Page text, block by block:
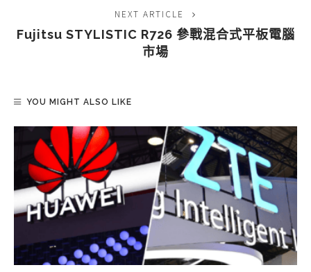
NEXT ARTICLE
Fujitsu STYLISTIC R726 參戰混合式平板電腦
市場
YOU MIGHT ALSO LIKE